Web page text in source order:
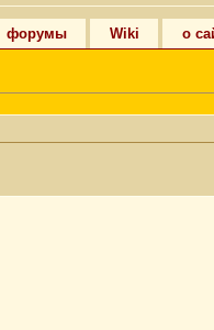
форумы Wiki о